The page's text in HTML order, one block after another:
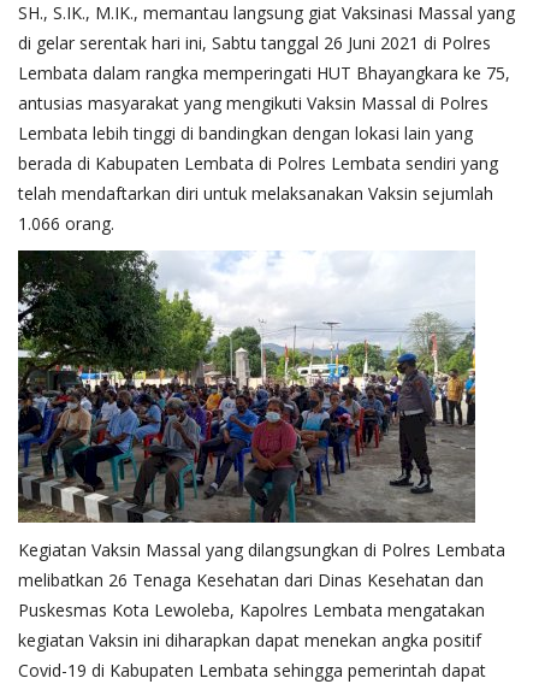
SH., S.IK., M.IK., memantau langsung giat Vaksinasi Massal yang
di gelar serentak hari ini, Sabtu tanggal 26 Juni 2021 di Polres
Lembata dalam rangka memperingati HUT Bhayangkara ke 75,
antusias masyarakat yang mengikuti Vaksin Massal di Polres
Lembata lebih tinggi di bandingkan dengan lokasi lain yang
berada di Kabupaten Lembata di Polres Lembata sendiri yang
telah mendaftarkan diri untuk melaksanakan Vaksin sejumlah
1.066 orang.
Kegiatan Vaksin Massal yang dilangsungkan di Polres Lembata
melibatkan 26 Tenaga Kesehatan dari Dinas Kesehatan dan
Puskesmas Kota Lewoleba, Kapolres Lembata mengatakan
kegiatan Vaksin ini diharapkan dapat menekan angka positif
Covid-19 di Kabupaten Lembata sehingga pemerintah dapat